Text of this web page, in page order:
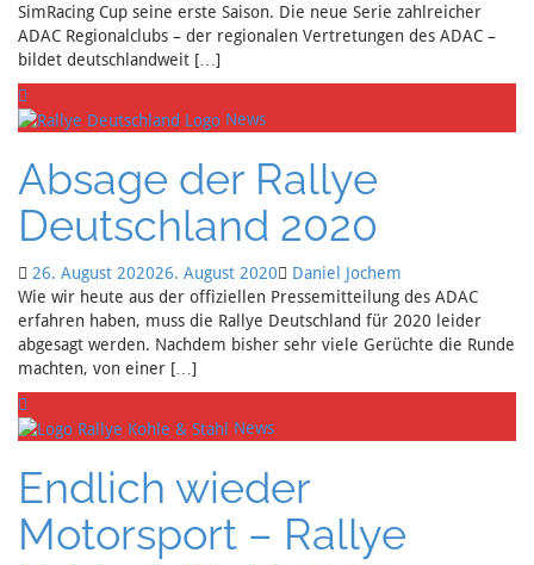
SimRacing Cup seine erste Saison. Die neue Serie zahlreicher
ADAC Regionalclubs – der regionalen Vertretungen des ADAC –
bildet deutschlandweit […]
News
Absage der Rallye
Deutschland 2020
26. August 202026. August 2020
Daniel Jochem
Wie wir heute aus der offiziellen Pressemitteilung des ADAC
erfahren haben, muss die Rallye Deutschland für 2020 leider
abgesagt werden. Nachdem bisher sehr viele Gerüchte die Runde
machten, von einer […]
News
Endlich wieder
Motorsport – Rallye